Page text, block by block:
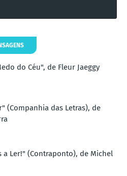
do Céu", de Fleur Jaeggy
(Companhia das Letras), de
a Ler!" (Contraponto), de Michel